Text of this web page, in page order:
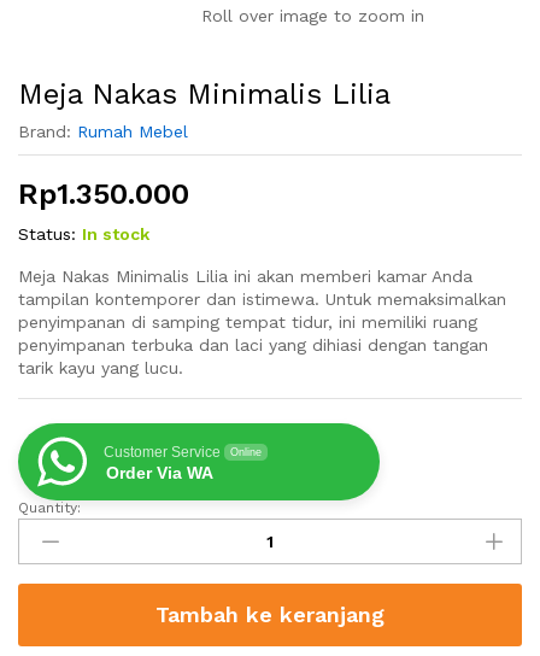
Roll over image to zoom in
Meja Nakas Minimalis Lilia
Brand: Rumah Mebel
Rp1.350.000
Status: In stock
Meja Nakas Minimalis Lilia ini akan memberi kamar Anda
tampilan kontemporer dan istimewa. Untuk memaksimalkan
penyimpanan di samping tempat tidur, ini memiliki ruang
penyimpanan terbuka dan laci yang dihiasi dengan tangan
tarik kayu yang lucu.
Customer Service Online
Order Via WA
Meja
Nakas
Minimalis
Lilia
Quantity:
Tambah ke keranjang